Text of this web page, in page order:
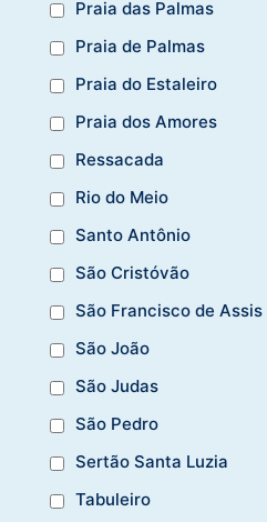
Praia das Palmas
Praia de Palmas
Praia do Estaleiro
Praia dos Amores
Ressacada
Rio do Meio
Santo Antônio
São Cristóvão
São Francisco de Assis
São João
São Judas
São Pedro
Sertão Santa Luzia
Tabuleiro